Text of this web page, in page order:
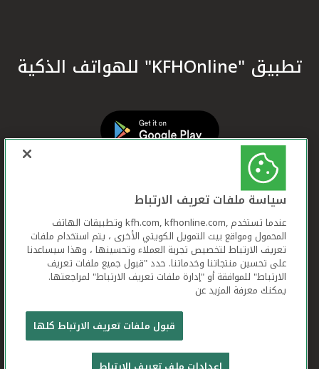
تطبيق "KFHOnline" للهواتف الذكية
بيت التمويل الكويتي جميع الحقوق محفوظة © 2026
شروط وأحكام استخدام الموقع الإلكتروني
سياسة ملفات تعريف الارتباط
عندما تستخدم ,kfh.com, kfhonline.com وتطبيقات الهاتف
المحمول ومواقع بيت التمويل الكويتي الأخرى ، يتم استخدام ملفات
تعريف الارتباط لتخصيص تجربة العملاء وتحسينها ، وهذا سيساعدنا
على تحسين منتجاتنا وخدماتنا. حدد "قبول جميع ملفات تعريف
الارتباط" للموافقة أو "إدارة ملفات تعريف الارتباط" لمراجعتها.
يمكنك معرفة المزيد عن
قبول ملفات تعريف الارتباط كلها